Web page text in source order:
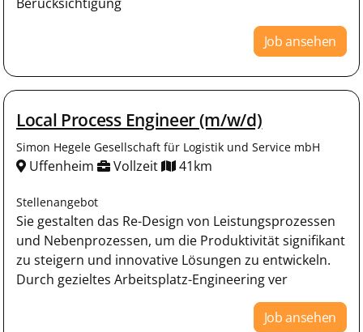
Job ansehen
Local Process Engineer (m/w/d)
Simon Hegele Gesellschaft für Logistik und Service mbH
Uffenheim Vollzeit 41km
Stellenangebot
Sie gestalten das Re-Design von Leistungsprozessen
und Nebenprozessen, um die Produktivität signifikant
zu steigern und innovative Lösungen zu entwickeln.
Durch gezieltes Arbeitsplatz-Engineering ver
Job ansehen